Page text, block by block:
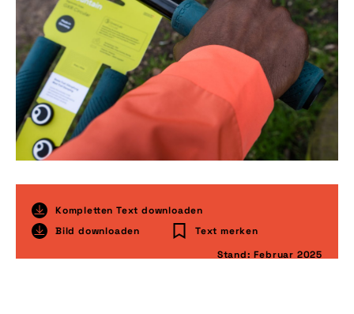
Kompletten Text downloaden
Bild downloaden
Text merken
Stand: Februar 2025